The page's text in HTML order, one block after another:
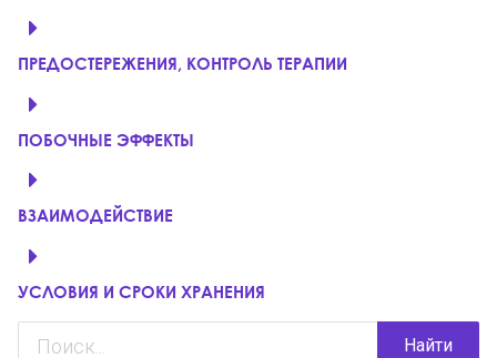
ПРЕДОСТЕРЕЖЕНИЯ, КОНТРОЛЬ ТЕРАПИИ
ПОБОЧНЫЕ ЭФФЕКТЫ
ВЗАИМОДЕЙСТВИЕ
УСЛОВИЯ И СРОКИ ХРАНЕНИЯ
Найти